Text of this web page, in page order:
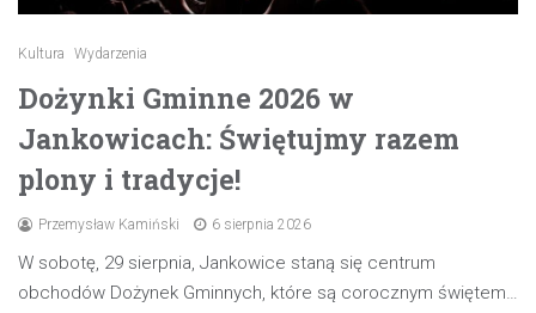
Kultura Wydarzenia
Dożynki Gminne 2026 w
Jankowicach: Świętujmy razem
plony i tradycje!
Przemysław Kamiński 6 sierpnia 2026
W sobotę, 29 sierpnia, Jankowice staną się centrum
obchodów Dożynek Gminnych, które są corocznym świętem…